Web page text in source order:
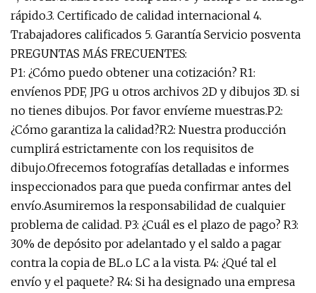
rápido.3. Certificado de calidad internacional 4.
Trabajadores calificados 5. Garantía Servicio posventa
PREGUNTAS MÁS FRECUENTES:
P1: ¿Cómo puedo obtener una cotización? R1:
envíenos PDF, JPG u otros archivos 2D y dibujos 3D. si
no tienes dibujos. Por favor envíeme muestras.P2:
¿Cómo garantiza la calidad?R2: Nuestra producción
cumplirá estrictamente con los requisitos de
dibujo.Ofrecemos fotografías detalladas e informes
inspeccionados para que pueda confirmar antes del
envío.Asumiremos la responsabilidad de cualquier
problema de calidad. P3: ¿Cuál es el plazo de pago? R3:
30% de depósito por adelantado y el saldo a pagar
contra la copia de BL.o LC a la vista. P4: ¿Qué tal el
envío y el paquete? R4: Si ha designado una empresa